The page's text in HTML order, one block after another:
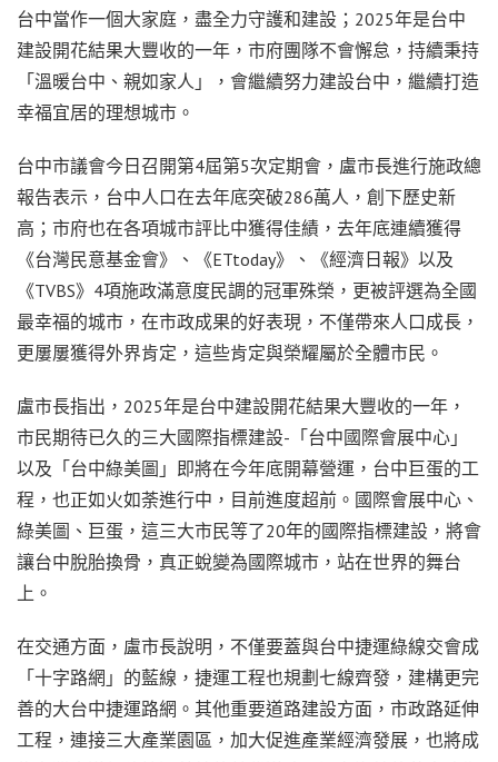
台中當作一個大家庭，盡全力守護和建設；2025年是台中
建設開花結果大豐收的一年，市府團隊不會懈怠，持續秉持
「溫暖台中、親如家人」，會繼續努力建設台中，繼續打造
幸福宜居的理想城市。
台中市議會今日召開第4屆第5次定期會，盧市長進行施政總
報告表示，台中人口在去年底突破286萬人，創下歷史新
高；市府也在各項城市評比中獲得佳績，去年底連續獲得
《台灣民意基金會》、《ETtoday》、《經濟日報》以及
《TVBS》4項施政滿意度民調的冠軍殊榮，更被評選為全國
最幸福的城市，在市政成果的好表現，不僅帶來人口成長，
更屢屢獲得外界肯定，這些肯定與榮耀屬於全體市民。
盧市長指出，2025年是台中建設開花結果大豐收的一年，
市民期待已久的三大國際指標建設-「台中國際會展中心」
以及「台中綠美圖」即將在今年底開幕營運，台中巨蛋的工
程，也正如火如荼進行中，目前進度超前。國際會展中心、
綠美圖、巨蛋，這三大市民等了20年的國際指標建設，將會
讓台中脫胎換骨，真正蛻變為國際城市，站在世界的舞台
上。
在交通方面，盧市長說明，不僅要蓋與台中捷運綠線交會成
「十字路網」的藍線，捷運工程也規劃七線齊發，建構更完
善的大台中捷運路網。其他重要道路建設方面，市政路延伸
工程，連接三大產業園區，加大促進產業經濟發展，也將成